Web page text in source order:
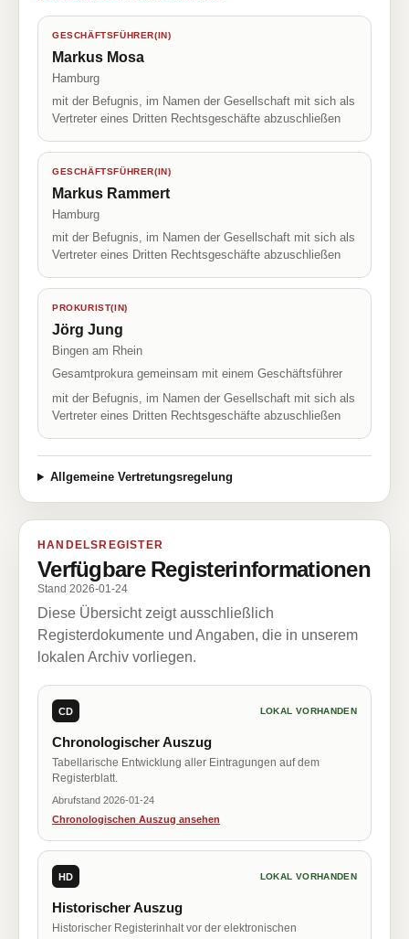
GESCHÄFTSFÜHRER(IN)
Markus Mosa
Hamburg
mit der Befugnis, im Namen der Gesellschaft mit sich als
Vertreter eines Dritten Rechtsgeschäfte abzuschließen
GESCHÄFTSFÜHRER(IN)
Markus Rammert
Hamburg
mit der Befugnis, im Namen der Gesellschaft mit sich als
Vertreter eines Dritten Rechtsgeschäfte abzuschließen
PROKURIST(IN)
Jörg Jung
Bingen am Rhein
Gesamtprokura gemeinsam mit einem Geschäftsführer
mit der Befugnis, im Namen der Gesellschaft mit sich als
Vertreter eines Dritten Rechtsgeschäfte abzuschließen
Allgemeine Vertretungsregelung
HANDELSREGISTER
Verfügbare Registerinformationen
Stand 2026-01-24
Diese Übersicht zeigt ausschließlich
Registerdokumente und Angaben, die in unserem
lokalen Archiv vorliegen.
CD LOKAL VORHANDEN
Chronologischer Auszug
Tabellarische Entwicklung aller Eintragungen auf dem
Registerblatt.
Abrufstand 2026-01-24
Chronologischen Auszug ansehen
HD LOKAL VORHANDEN
Historischer Auszug
Historischer Registerinhalt vor der elektronischen